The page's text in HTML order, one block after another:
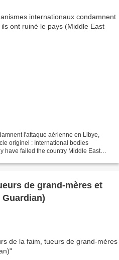
l'attaque aérienne en Libye,
originel : International bodies
have failed the country Middle East
de grand-mères et